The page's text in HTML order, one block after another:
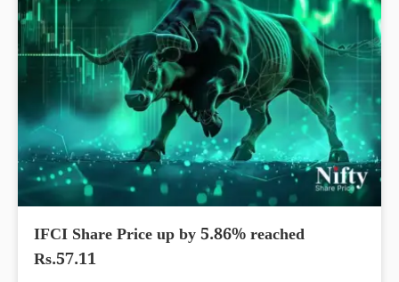
IFCI Share Price up by 5.86% reached
Rs.57.11